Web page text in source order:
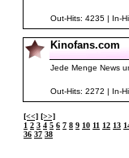
Out-Hits: 4235 | In-
Kinofans.com
Jede Menge News
Out-Hits: 2272 | In-
[<<] [>>]
1 2 3 4 5 6 7 8 9 10 11 12 13
36 37 38